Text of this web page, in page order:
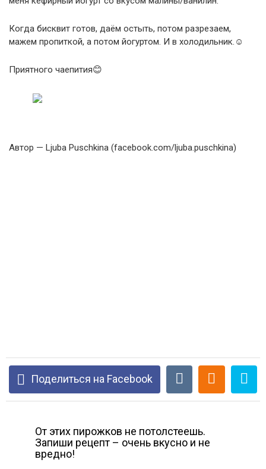
Когда бисквит готов, даём остыть, потом разрезаем,
мажем пропиткой, а потом йогуртом. И в холодильник. ☺️
Приятного чаепития😊
Автор — Ljuba Puschkina (facebook.com/ljuba.puschkina)
Поделиться на Facebook
От этих пирожков не потолстеешь.
Запиши рецепт – очень вкусно и не
вредно!